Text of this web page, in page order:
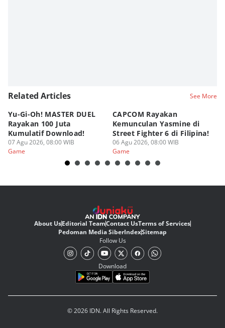
Related Articles See More
Yu-Gi-Oh! MASTER DUEL
Rayakan 100 Juta
Kumulatif Download!
07 Agu 2026, 08:00 WIB
Game
CAPCOM Rayakan
Kemunculan Yasmine di
Street Fighter 6 di Filipina!
06 Agu 2026, 08:00 WIB
Game
About UsEditorial TeamContact UsTerms of Services
Pedoman Media SiberIndexSitemap
Follow Us
Download
© 2026 IDN. All Rights Reserved.